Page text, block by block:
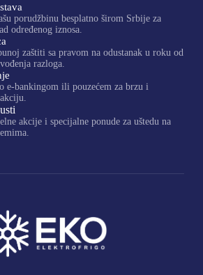
porudžbinu besplatno širom Srbije za
određenog iznosa.
zaštiti sa pravom na odustanak u roku od
razloga.
e-bankingom ili pouzećem za brzu i
akcije i specijalne ponude za uštedu na